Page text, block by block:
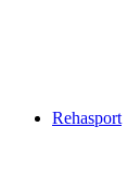
Rehasport